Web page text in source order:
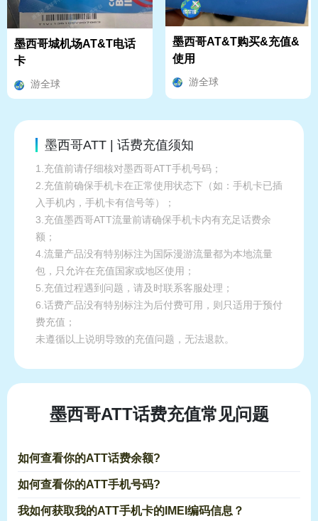
墨西哥城机场AT&T电话
卡
游全球
墨西哥AT&T购买&充值&
使用
游全球
墨西哥ATT | 话费充值须知
1.充值前请仔细核对墨西哥ATT手机号码；
2.充值前确保手机卡在正常使用状态下（如：手机卡已插
入手机内，手机卡有信号等）；
3.充值墨西哥ATT流量前请确保手机卡内有充足话费余
额；
4.流量产品没有特别标注为国际漫游流量都为本地流量
包，只允许在充值国家或地区使用；
5.充值过程遇到问题，请及时联系客服处理；
6.话费产品没有特别标注为后付费可用，则只适用于预付
费充值；
未遵循以上说明导致的充值问题，无法退款。
墨西哥ATT话费充值常见问题
如何查看你的ATT话费余额?
如何查看你的ATT手机号码?
我如何获取我的ATT手机卡的IMEI编码信息？